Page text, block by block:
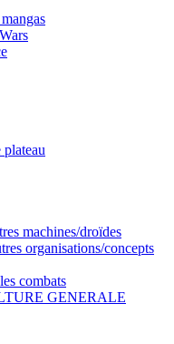
machines/droïdes
organisations/concepts
combats
GENERALE